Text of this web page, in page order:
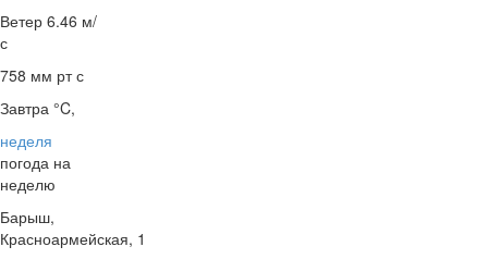
Ветер 6.46 м/
с
758 мм рт с
Завтра °C,
неделя
погода на
неделю
Барыш,
Красноармейская, 1